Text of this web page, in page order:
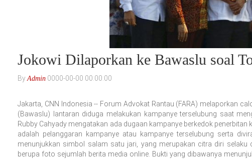
Jokowi Dilaporkan ke Bawaslu soal
By Admin 0000-00-00 00:00:00
Jakarta, CNN Indonesia -- Forum Advokat Rantau (FARA) melaporkan
(Bawaslu) lantaran diduga melakukan kampanye terselubung saat
Rubby Cahyady mengatakan ada dugaan kampanye berkedok
adalah pelanggaran kampanye atau kampanye terselubung serta
menunjukkan simbol salam satu jari, yang merupakan citra diri
berupa foto sejumlah berita media online. Bukti yang dibawanya